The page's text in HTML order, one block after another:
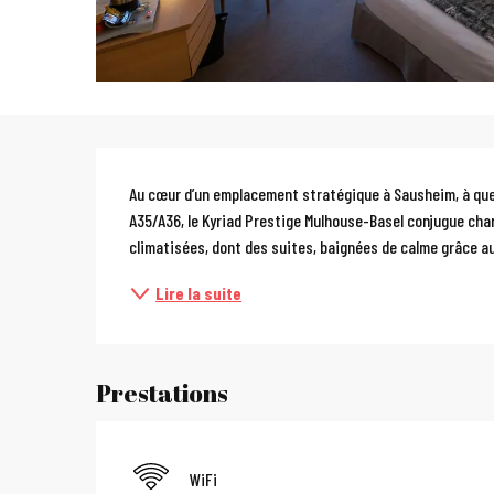
Description
Au cœur d’un emplacement stratégique à Sausheim, à
A35/A36, le Kyriad Prestige Mulhouse-Basel conjugue
climatisées, dont des suites, baignées de calme grâce
Lire la suite
Prestations
WiFi